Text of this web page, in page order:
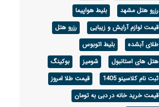
رزرو هتل مشهد
بلیط هواپیما
قیمت لوازم آرایش و زیبایی
رزرو هتل
طلای آبشده
بلیط اتوبوس
هتل های استانبول
شومیز
بوکینگ
ثبت نام کلاسینو 1405
قیمت طلا امروز
قیمت خرید خانه در دبی به تومان